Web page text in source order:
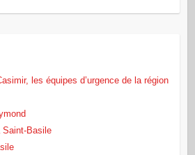
les équipes d’urgence de la région
Saint-Basile